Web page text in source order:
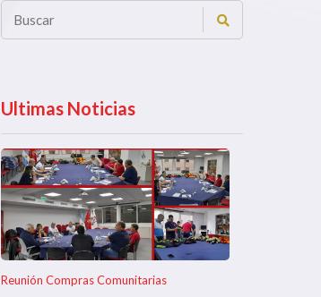
Ultimas Noticias
Reunión Compras Comunitarias